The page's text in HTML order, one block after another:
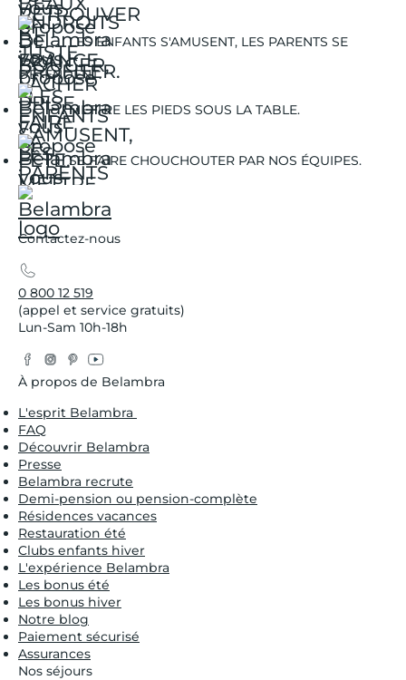
LES ENFANTS S'AMUSENT, LES PARENTS SE
DÉTENDENT.
METTRE LES PIEDS SOUS LA TABLE.
SE FAIRE CHOUCHOUTER PAR NOS ÉQUIPES.
Contactez-nous
0 800 12 519
(appel et service gratuits)
Lun-Sam 10h-18h
Facebook
Instagram
Pinterest
YouTube
À propos de Belambra
L'esprit Belambra
FAQ
Découvrir Belambra
Presse
Belambra recrute
Demi-pension ou pension-complète
Résidences vacances
Restauration été
Clubs enfants hiver
L'expérience Belambra
Les bonus été
Les bonus hiver
Notre blog
Paiement sécurisé
Assurances
Nos séjours